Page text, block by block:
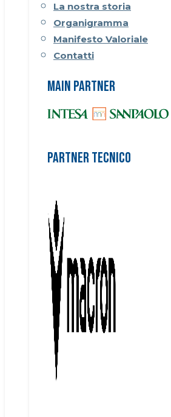
La nostra storia
Organigramma
Manifesto Valoriale
Contatti
Main Partner
Partner Tecnico